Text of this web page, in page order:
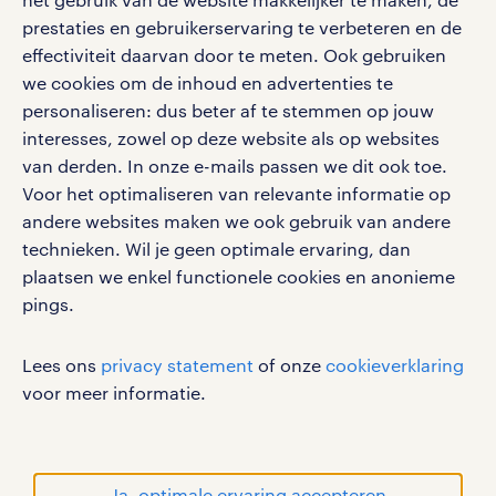
prestaties en gebruikerservaring te verbeteren en de
effectiviteit daarvan door te meten. Ook gebruiken
we cookies om de inhoud en advertenties te
personaliseren: dus beter af te stemmen op jouw
interesses, zowel op deze website als op websites
van derden. In onze e-mails passen we dit ook toe.
Voor het optimaliseren van relevante informatie op
andere websites maken we ook gebruik van andere
technieken. Wil je geen optimale ervaring, dan
plaatsen we enkel functionele cookies en anonieme
pings.
Lees ons privacy statement of onze cookieverklaring
voor meer informatie.
bruto-netto calculator
klachten en misstanden
apple app store
google play store
social media
Volg ons voor de leukste content omtrent
vacatures, solliciteren en inspiratie.
werken bij randstad